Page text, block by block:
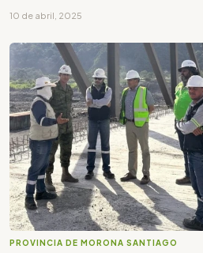
10 de abril, 2025
PROVINCIA DE MORONA SANTIAGO